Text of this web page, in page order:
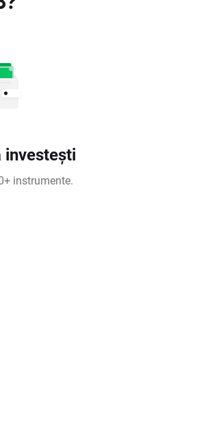
investești
instrumente.